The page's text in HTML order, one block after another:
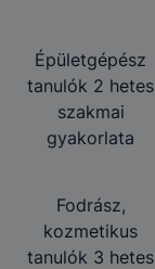
Épületgépész
tanulók 2 hetes
szakmai
gyakorlata
Fodrász,
kozmetikus
tanulók 3 hetes